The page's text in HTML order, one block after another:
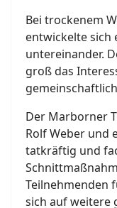
Bei trockenem
entwickelte sich
untereinander.
groß das
Der Marborner
Rolf Weber und
tatkräftig und
Teilnehmenden
sich auf weitere